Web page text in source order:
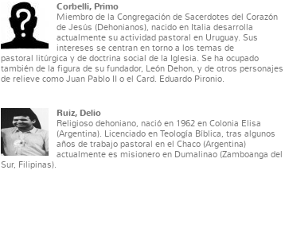
Corbelli, Primo
Miembro de la Congregación de Sacerdotes del Corazón
de Jesús (Dehonianos), nacido en Italia desarrolla
actualmente su actividad pastoral en Uruguay. Sus
intereses se centran en torno a los temas de
pastoral litúrgica y de doctrina social de la Iglesia. Se ha ocupado
también de la figura de su fundador, León Dehon, y de otros personajes
de relieve como Juan Pablo II o el Card. Eduardo Pironio.
Ruiz, Delio
Religioso dehoniano, nació en 1962 en Colonia Elisa
(Argentina). Licenciado en Teología Bíblica, tras algunos
años de trabajo pastoral en el Chaco (Argentina)
actualmente es misionero en Dumalinao (Zamboanga del
Sur, Filipinas).